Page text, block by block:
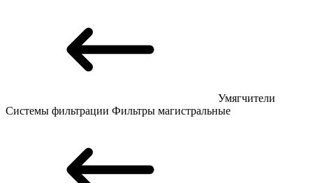
Умягчители
Системы фильтрации Фильтры магистральные